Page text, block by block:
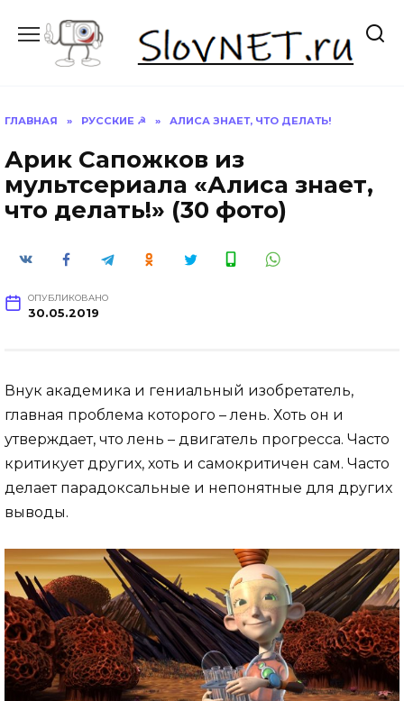
содержанию
ГЛАВНАЯ » РУССКИЕ ☭ » АЛИСА ЗНАЕТ, ЧТО ДЕЛАТЬ!
Арик Сапожков из
мультсериала «Алиса знает,
что делать!» (30 фото)
ОПУБЛИКОВАНО
30.05.2019
Внук академика и гениальный изобретатель,
главная проблема которого – лень. Хоть он и
утверждает, что лень – двигатель прогресса. Часто
критикует других, хоть и самокритичен сам. Часто
делает парадоксальные и непонятные для других
выводы.